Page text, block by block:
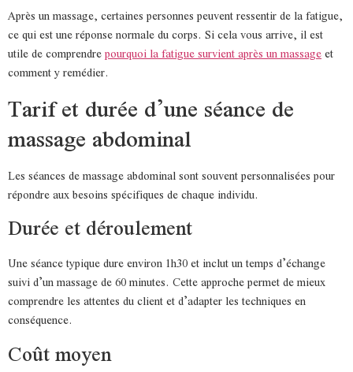
Après un massage, certaines personnes peuvent ressentir de la fatigue,
ce qui est une réponse normale du corps. Si cela vous arrive, il est
utile de comprendrepourquoi la fatigue survient après un massageet
comment y remédier.
Tarif et durée d’une séance de
massage abdominal
Les séances de massage abdominal sont souvent personnalisées pour
répondre aux besoins spécifiques de chaque individu.
Durée et déroulement
Une séance typique dure environ 1h30 et inclut un temps d’échange
suivi d’un massage de 60 minutes. Cette approche permet de mieux
comprendre les attentes du client et d’adapter les techniques en
conséquence.
Coût moyen